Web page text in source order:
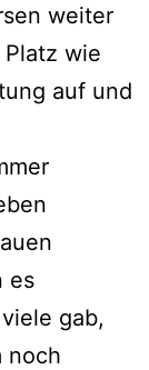
weiter
wie
auf und
es
gab,
noch